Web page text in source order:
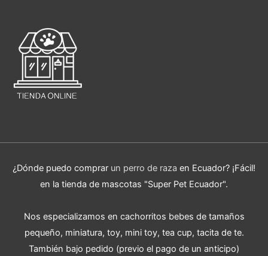
¿Dónde puedo comprar un perro de raza en Ecuador? ¡Fácil!
en la tienda de mascotas "Super Pet Ecuador".
Nos especializamos en cachorritos bebes de tamaños
pequeño, miniatura, toy, mini toy, tea cup, tacita de te.
También bajo pedido (previo el pago de un anticipo)